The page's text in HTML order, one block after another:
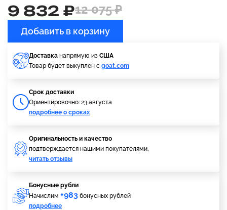
9 832 ₽12 075 ₽
Добавить в корзину
Доставка напрямую из США
Товар будет выкуплен с goat.com
Cрок доставки
Ориентировочно: 23 августа
подробнее о сроках
Оригинальность и качество
подтверждается нашими покупателями,
читать отзывы
Бонусные рубли
Начислим +983 бонусных рублей
подробнее